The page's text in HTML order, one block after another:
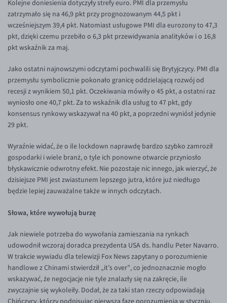
EUR/DKK
EUR/NOK
EUR/AUD
EUR/BGN
EUR/CAD
EUR/HKD
EUR/HUF
EUR/ILS
EUR/JPY
EUR/NZD
EUR/SGD
EUR/TRY
EUR/ZAR
GBP/USD
Kolejne doniesienia dotyczyły strefy euro. PMI dla przemysłu
zatrzymało się na 46,9 pkt przy prognozowanym 44,5 pkt i
wcześniejszym 39,4 pkt. Natomiast usługowe PMI dla eurozony to 47,3
pkt, dzięki czemu przebiło o 6,3 pkt przewidywania analityków i o 16,8
pkt wskaźnik za maj.
Jako ostatni najnowszymi odczytami pochwalili się Brytyjczycy. PMI dla
przemysłu symbolicznie pokonało granicę oddzielającą rozwój od
recesji z wynikiem 50,1 pkt. Oczekiwania mówiły o 45 pkt, a ostatni raz
wyniosło one 40,7 pkt. Za to wskaźnik dla usług to 47 pkt, gdy
konsensus rynkowy wskazywał na 40 pkt, a poprzedni wyniósł jedynie
29 pkt.
Wyraźnie widać, że o ile lockdown naprawdę bardzo szybko zamroził
gospodarki i wiele branż, o tyle ich ponowne otwarcie przyniosło
błyskawicznie odwrotny efekt. Nie pozostaje nic innego, jak wierzyć, że
dzisiejsze PMI jest zwiastunem lepszego jutra, które już niedługo
będzie lepiej zauważalne także w innych odczytach.
Słowa, które wywołują burzę
Jak niewiele potrzeba do wywołania zamieszania na rynkach
udowodnił wczoraj doradca prezydenta USA ds. handlu Peter Navarro.
W trakcie wywiadu dla telewizji Fox News zapytany o porozumienie
handlowe z Chinami stwierdził „it’s over”, co jednoznacznie mogło
wskazywać, że negocjacje nie tyle znalazły się na zakręcie, ile
zwyczajnie się wykoleiły. Dodał, że za taki stan rzeczy odpowiadają
Chińczycy, którzy podpisując pierwszą fazę porozumienia w styczniu,